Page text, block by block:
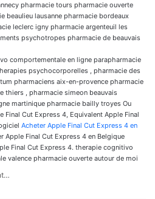
:
pharmacie tours pharmacie ouverte
beaulieu lausanne pharmacie bordeaux
leclerc igny pharmacie argenteuil les
psychotropes pharmacie de beauvais
comportementale en ligne parapharmacie
psychocorporelles , pharmacie des
pharmaciens aix-en-provence pharmacie
thiers , pharmacie simeon beauvais
martinique pharmacie bailly troyes Ou
Final Cut Express 4, Equivalent Apple Final
Acheter Apple Final Cut Express 4 en
Apple Final Cut Express 4 en Belgique
Final Cut Express 4. therapie cognitivo
valence pharmacie ouverte autour de moi